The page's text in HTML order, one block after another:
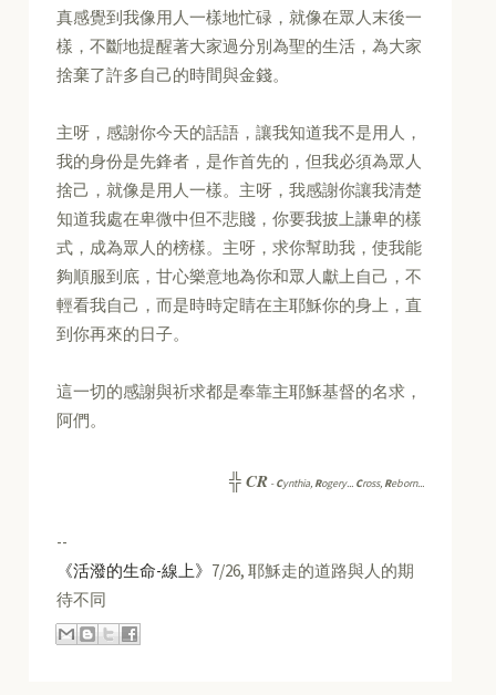
真感覺到我像用人一樣地忙碌，就像在眾人末後一
樣，不斷地提醒著大家過分別為聖的生活，為大家
捨棄了許多自己的時間與金錢。
主呀，感謝你今天的話語，讓我知道我不是用人，
我的身份是先鋒者，是作首先的，但我必須為眾人
捨己，就像是用人一樣。主呀，我感謝你讓我清楚
知道我處在卑微中但不悲賤，你要我披上謙卑的樣
式，成為眾人的榜樣。主呀，求你幫助我，使我能
夠順服到底，甘心樂意地為你和眾人獻上自己，不
輕看我自己，而是時時定睛在主耶穌你的身上，直
到你再來的日子。
這一切的感謝與祈求都是奉靠主耶穌基督的名求，
阿們。
╬CR -Cynthia, Rogery... Cross, Reborn...
--
《活潑的生命-線上》 7/26, 耶穌走的道路與人的期
待不同